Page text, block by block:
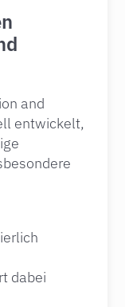
and
entwickelt,
dabei